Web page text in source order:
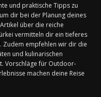
und praktische Tipps zu
dir bei der Planung deines
über die reiche
vermitteln dir ein tieferes
Zudem empfehlen wir dir die
und kulinarischen
Vorschläge für Outdoor-
machen deine Reise